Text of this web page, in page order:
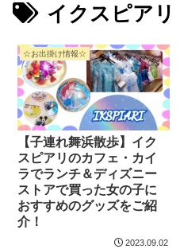
イクスピアリ
☆お出掛け情報☆
【子連れ舞浜散歩】イク
スピアリのカフェ・カイ
ラでランチ＆ディズニー
ストアで買った女の子に
おすすめのグッズをご紹
介！
2023.09.02